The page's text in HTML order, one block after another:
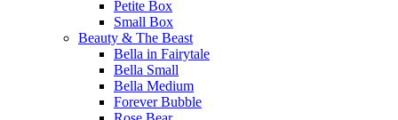
Petite Box
Small Box
Beauty & The Beast
Bella in Fairytale
Bella Small
Bella Medium
Forever Bubble